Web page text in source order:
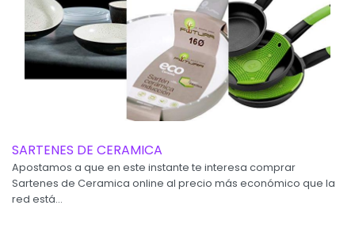
SARTENES DE CERAMICA
Apostamos a que en este instante te interesa comprar
Sartenes de Ceramica online al precio más económico que la
red está...